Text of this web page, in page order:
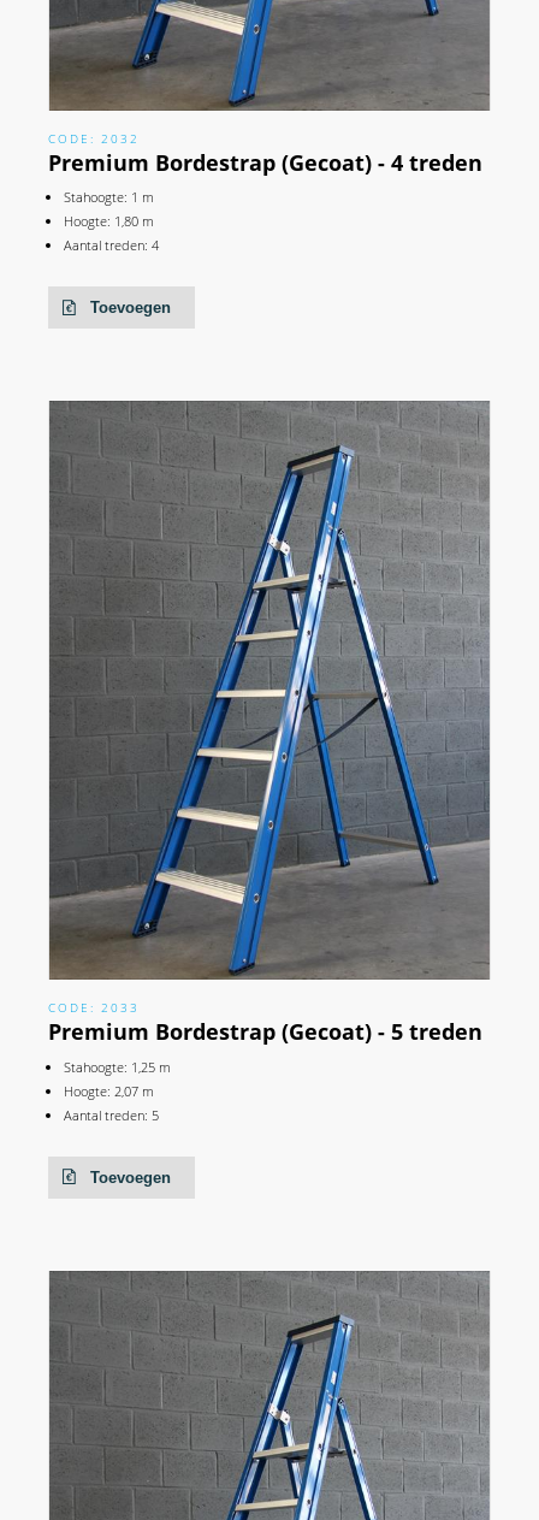
CODE: 2032
Premium Bordestrap (Gecoat) - 4 treden
Stahoogte: 1 m
Hoogte: 1,80 m
Aantal treden: 4
Toevoegen
CODE: 2033
Premium Bordestrap (Gecoat) - 5 treden
Stahoogte: 1,25 m
Hoogte: 2,07 m
Aantal treden: 5
Toevoegen